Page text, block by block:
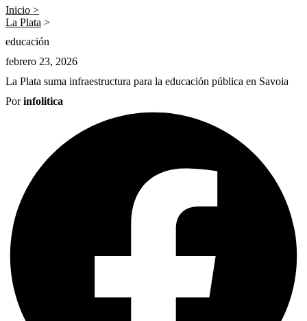
Inicio >
La Plata >
educación
febrero 23, 2026
La Plata suma infraestructura para la educación pública en Savoia
Porinfolitica